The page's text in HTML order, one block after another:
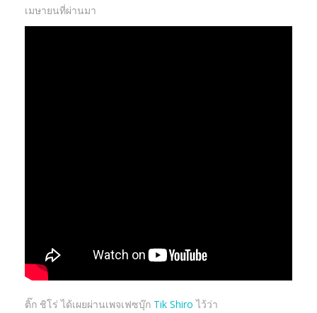
เมษายนที่ผ่านมา
ติ๊ก ชิโร่ ได้เผยผ่านเพจเฟซบุ๊ก Tik Shiro ไว้ว่า